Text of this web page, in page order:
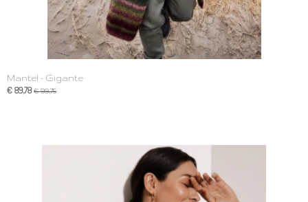
Mantel - Gigante
€ 89,78 € 99,75